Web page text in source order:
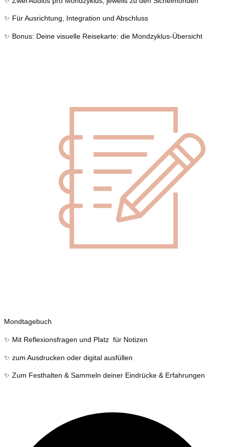
✨ Für Ausrichtung, Integration und Abschluss
✨ Bonus: Deine visuelle Reisekarte: die Mondzyklus-Übersicht
Mondtagebuch
✨ Mit Reflexionsfragen und Platz für Notizen
✨ zum Ausdrucken oder digital ausfüllen
✨ Zum Festhalten & Sammeln deiner Eindrücke & Erfahrungen